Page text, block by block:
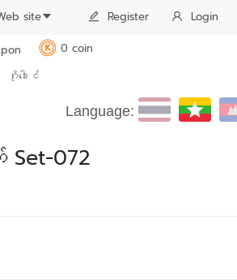
site Register Login
K
0 coin
ဂိုဒေါင်
Language:
072